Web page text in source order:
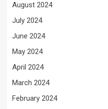
August 2024
July 2024
June 2024
May 2024
April 2024
March 2024
February 2024